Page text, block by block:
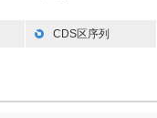
CDS区序列